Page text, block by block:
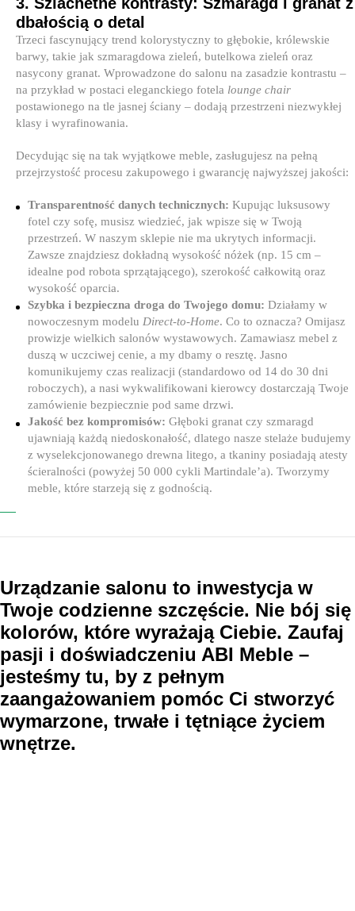
dbałością o detal
Trzeci fascynujący trend kolorystyczny to głębokie, królewskie
barwy, takie jak szmaragdowa zieleń, butelkowa zieleń oraz
nasycony granat. Wprowadzone do salonu na zasadzie kontrastu –
na przykład w postaci eleganckiego fotela lounge chair
postawionego na tle jasnej ściany – dodają przestrzeni niezwykłej
klasy i wyrafinowania.
Decydując się na tak wyjątkowe meble, zasługujesz na pełną
przejrzystość procesu zakupowego i gwarancję najwyższej jakości:
Transparentność danych technicznych: Kupując luksusowy
fotel czy sofę, musisz wiedzieć, jak wpisze się w Twoją
przestrzeń. W naszym sklepie nie ma ukrytych informacji.
Zawsze znajdziesz dokładną wysokość nóżek (np. 15 cm –
idealne pod robota sprzątającego), szerokość całkowitą oraz
wysokość oparcia.
Szybka i bezpieczna droga do Twojego domu: Działamy w
nowoczesnym modelu Direct-to-Home. Co to oznacza? Omijasz
prowizje wielkich salonów wystawowych. Zamawiasz mebel z
duszą w uczciwej cenie, a my dbamy o resztę. Jasno
komunikujemy czas realizacji (standardowo od 14 do 30 dni
roboczych), a nasi wykwalifikowani kierowcy dostarczają Twoje
zamówienie bezpiecznie pod same drzwi.
Jakość bez kompromisów: Głęboki granat czy szmaragd
ujawniają każdą niedoskonałość, dlatego nasze stelaże budujemy
z wyselekcjonowanego drewna litego, a tkaniny posiadają atesty
ścieralności (powyżej 50 000 cykli Martindale’a). Tworzymy
meble, które starzeją się z godnością.
Urządzanie salonu to inwestycja w
Twoje codzienne szczęście. Nie bój się
kolorów, które wyrażają Ciebie. Zaufaj
pasji i doświadczeniu ABI Meble –
jesteśmy tu, by z pełnym
zaangażowaniem pomóc Ci stworzyć
wymarzone, trwałe i tętniące życiem
wnętrze.